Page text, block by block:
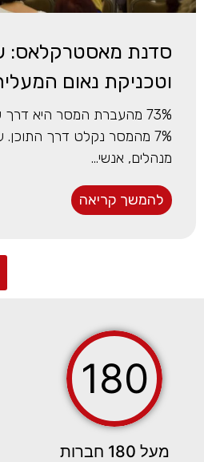
סדנת מאסטרקלאס:
וטכניקת נאום
73% מהעברת המסר היא דרך
7% מהמסר נקלט דרך
מנהלים, אנשי...
להמשך קריאה
180
מעל 180 חברות